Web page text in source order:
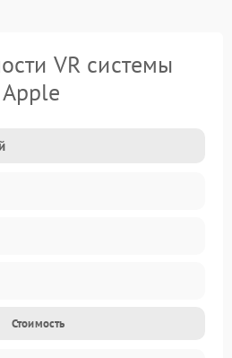
VR системы
Apple
Стоимость